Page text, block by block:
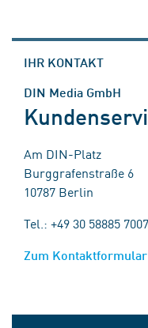
IHR KONTAKT
DIN Media GmbH
Am DIN-Platz
Burggrafenstraße 6
10787 Berlin
Tel.: +49 30 58885
Zum Kontaktformular